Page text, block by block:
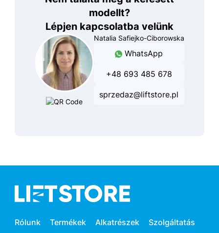
modellt?
Lépjen kapcsolatba velünk
Natalia Safiejko-Ciborowska
WhatsApp
+48 693 485 678
sprzedaz@liftstore.pl
Rólunk Termékek Alkatrészek Szolgáltatás